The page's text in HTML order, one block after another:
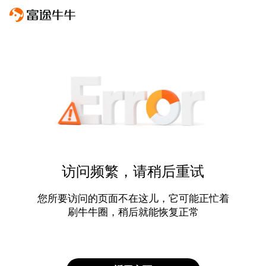
访问频繁，请稍后重试
您所要访问的页面不在这儿，它可能正忙着
刷牛牛圈，稍后就能恢复正常